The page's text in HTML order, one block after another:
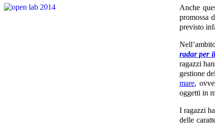
Anche
promossa
previsto
radar per
ragazzi
gestione
mare,
oggetti in
I ragazzi
delle